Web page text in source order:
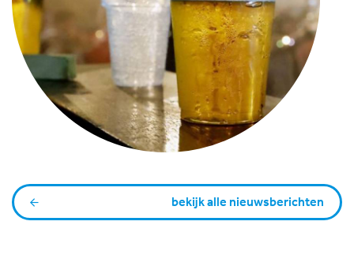
bekijk alle nieuwsberichten